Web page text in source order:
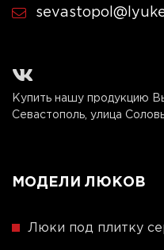
Купить нашу продукцию
Севастополь, улица
МОДЕЛИ ЛЮКОВ
Люки под плитку